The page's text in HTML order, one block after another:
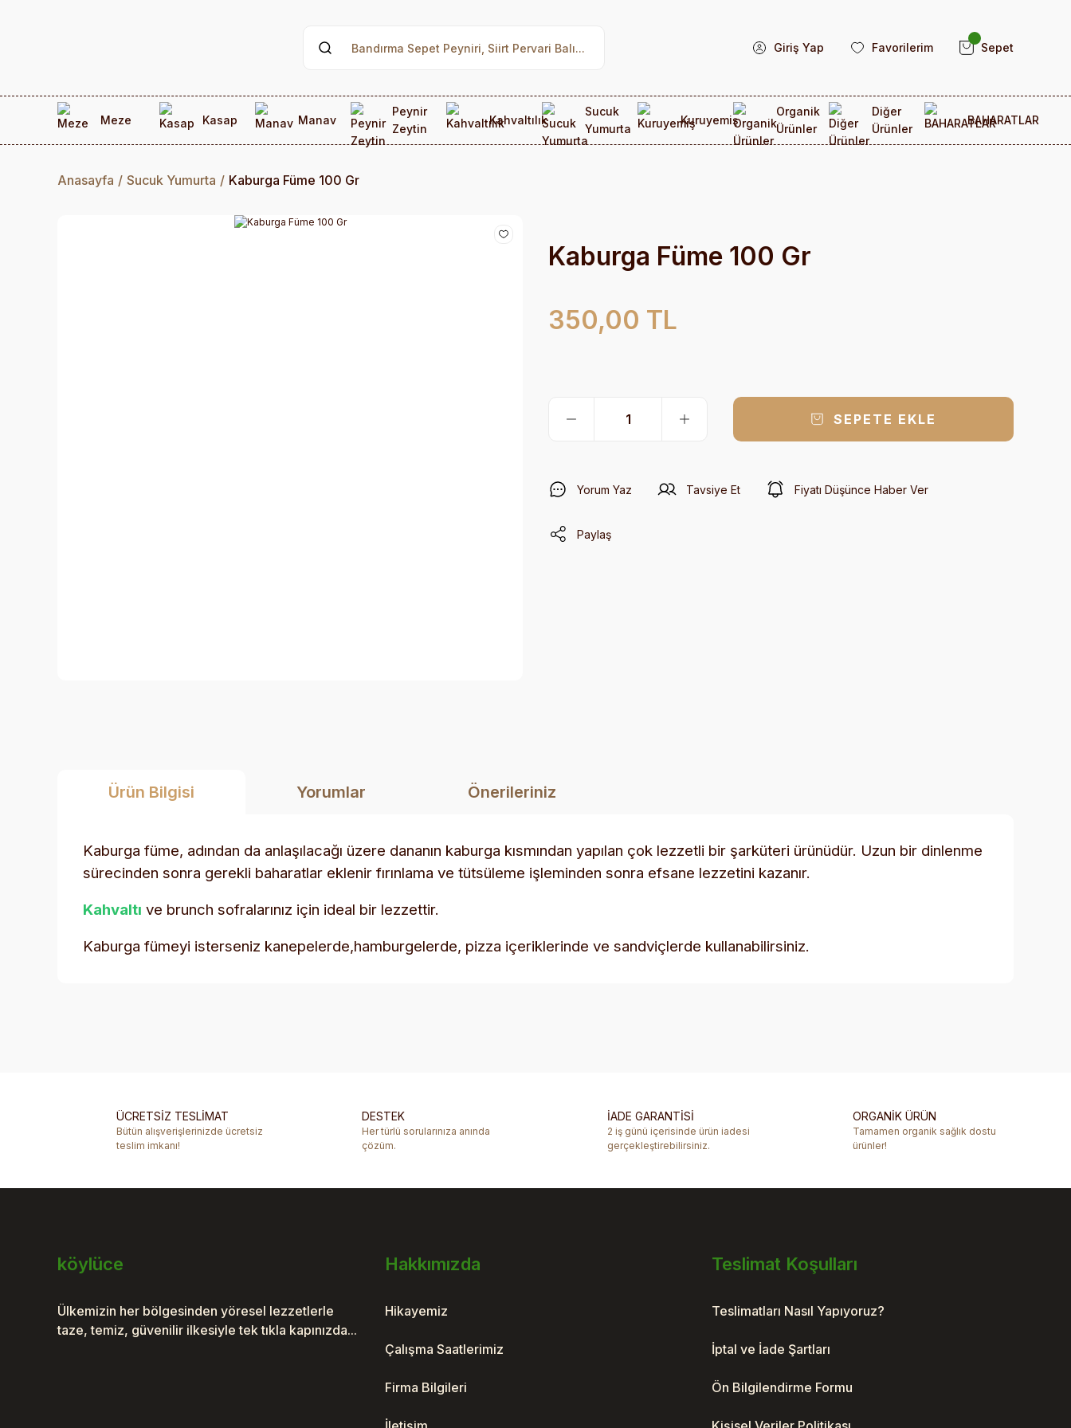
Giriş Yap Favorilerim Sepet
Meze Kasap Manav
Peynir
Zeytin
Kahvaltılık
Sucuk
Yumurta
Kuruyemiş
Organik
Ürünler
Diğer
Ürünler
BAHARATLAR
Anasayfa Sucuk Yumurta Kaburga Füme 100 Gr
Kaburga Füme 100 Gr
350,00 TL
SEPETE EKLE
Yorum Yaz Tavsiye Et Fiyatı Düşünce Haber Ver
Paylaş
Ürün Bilgisi Yorumlar Önerileriniz
Kaburga füme, adından da anlaşılacağı üzere dananın kaburga kısmından yapılan çok lezzetli bir şarküteri ürünüdür. Uzun bir dinlenme
sürecinden sonra gerekli baharatlar eklenir fırınlama ve tütsüleme işleminden sonra efsane lezzetini kazanır.
Kahvaltı ve brunch sofralarınız için ideal bir lezzettir.
Kaburga fümeyi isterseniz kanepelerde,hamburgelerde, pizza içeriklerinde ve sandviçlerde kullanabilirsiniz.
Ürün bilgilerinde hatalar bulunuyor.
Ürün fiyatı diğer sitelerden daha pahalı.
ÜCRETSİZ TESLİMAT
Bütün alışverişlerinizde ücretsiz
teslim imkanı!
DESTEK
Her türlü sorularınıza anında
çözüm.
İADE GARANTİSİ
2 iş günü içerisinde ürün iadesi
gerçekleştirebilirsiniz.
ORGANİK ÜRÜN
Tamamen organik sağlık dostu
ürünler!
köylüce
Ülkemizin her bölgesinden yöresel lezzetlerle
taze, temiz, güvenilir ilkesiyle tek tıkla kapınızda...
Hakkımızda
Hikayemiz
Çalışma Saatlerimiz
Firma Bilgileri
Teslimat Koşulları
Teslimatları Nasıl Yapıyoruz?
İptal ve İade Şartları
Ön Bilgilendirme Formu